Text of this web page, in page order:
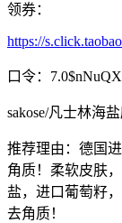
领券：
https://
口令：
sakose/凡士林海
推荐理由：德国
角质！柔软皮肤
盐，进口葡萄籽
去角质！